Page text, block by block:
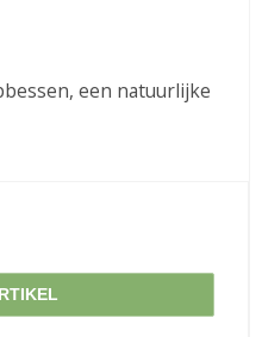
een natuurlijke